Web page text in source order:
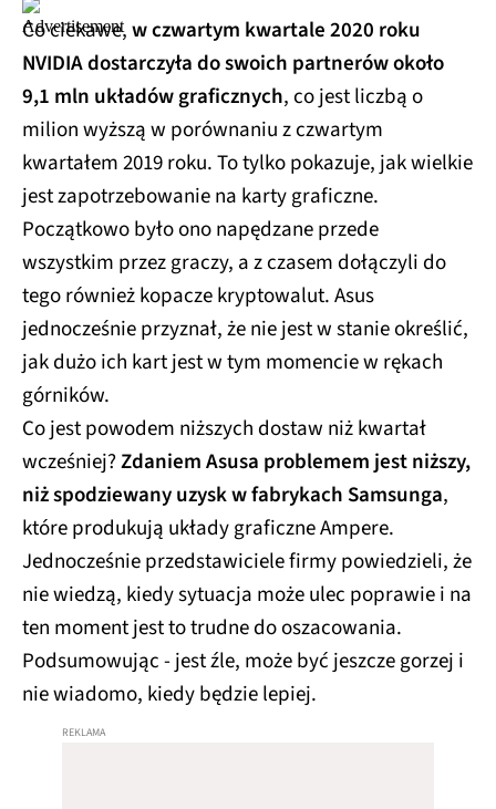
Co ciekawe,w czwartym kwartale 2020 roku
NVIDIA dostarczyła do swoich partnerów około
9,1 mln układów graficznych, co jest liczbą o
milion wyższą w porównaniu z czwartym
kwartałem 2019 roku. To tylko pokazuje, jak wielkie
jest zapotrzebowanie na karty graficzne.
Początkowo było ono napędzane przede
wszystkim przez graczy, a z czasem dołączyli do
tego również kopacze kryptowalut. Asus
jednocześnie przyznał, że nie jest w stanie określić,
jak dużo ich kart jest w tym momencie w rękach
górników.
Co jest powodem niższych dostaw niż kwartał
wcześniej?Zdaniem Asusa problemem jest niższy,
niż spodziewany uzysk w fabrykach Samsunga,
które produkują układy graficzne Ampere.
Jednocześnie przedstawiciele firmy powiedzieli, że
nie wiedzą, kiedy sytuacja może ulec poprawie i na
ten moment jest to trudne do oszacowania.
Podsumowując - jest źle, może być jeszcze gorzej i
nie wiadomo, kiedy będzie lepiej.